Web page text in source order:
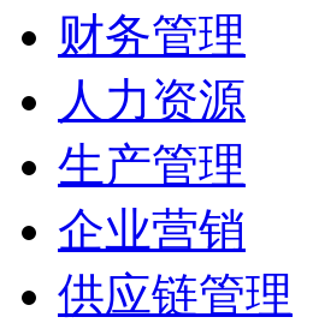
财务管理
人力资源
生产管理
企业营销
供应链管理